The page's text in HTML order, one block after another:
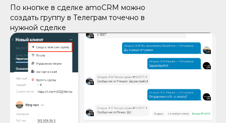
По кнопке в сделке amoCRM можно
создать группу в Телеграм точечно в
нужной сделке